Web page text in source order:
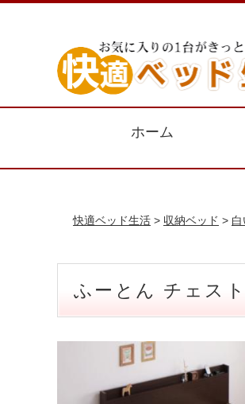
ホーム
快適ベッド生活 > 収納ベッド > 白
ふーとん チェス